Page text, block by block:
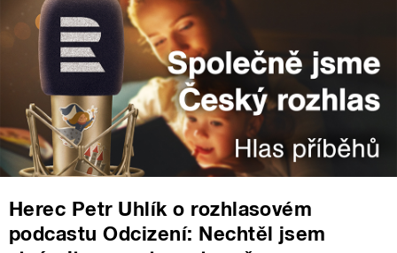
Herec Petr Uhlík o rozhlasovém
podcastu Odcizení: Nechtěl jsem